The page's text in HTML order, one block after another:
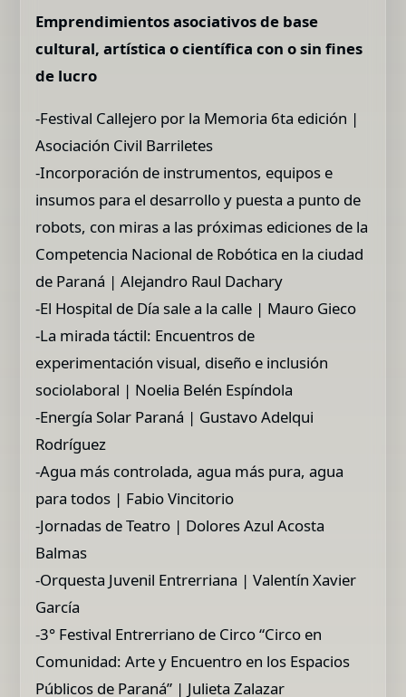
Emprendimientos asociativos de base
cultural, artística o científica con o sin fines
de lucro
-Festival Callejero por la Memoria 6ta edición |
Asociación Civil Barriletes
-Incorporación de instrumentos, equipos e
insumos para el desarrollo y puesta a punto de
robots, con miras a las próximas ediciones de la
Competencia Nacional de Robótica en la ciudad
de Paraná | Alejandro Raul Dachary
-El Hospital de Día sale a la calle | Mauro Gieco
-La mirada táctil: Encuentros de
experimentación visual, diseño e inclusión
sociolaboral | Noelia Belén Espíndola
-Energía Solar Paraná | Gustavo Adelqui
Rodríguez
-Agua más controlada, agua más pura, agua
para todos | Fabio Vincitorio
-Jornadas de Teatro | Dolores Azul Acosta
Balmas
-Orquesta Juvenil Entrerriana | Valentín Xavier
García
-3° Festival Entrerriano de Circo “Circo en
Comunidad: Arte y Encuentro en los Espacios
Públicos de Paraná” | Julieta Zalazar